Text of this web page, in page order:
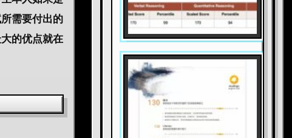
需要付出的
的优点就在